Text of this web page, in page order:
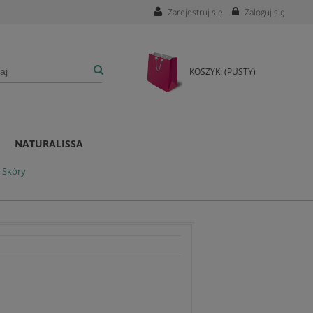
Zarejestruj się Zaloguj się
KOSZYK: (PUSTY)
NATURALISSA